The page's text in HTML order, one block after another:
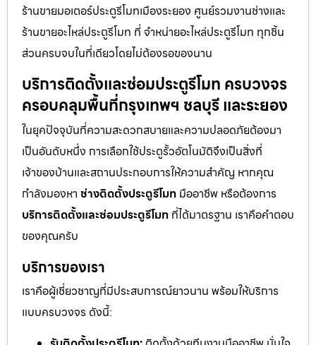
ร้านขายมอเตอร์ประตูรีโมทเมืองระยอง ศูนย์รวมงานช่างและ
ร้านขายอะไหล่ประตูรีโมท ที่ จำหน่ายอะไหล่ประตูรีโมท ทุกชิ้น
ส่วนครบจบในที่เดียวโดยไม่ต้องรอของนาน
บริการติดตั้งและซ่อมประตูรีโมท ครบวงจร
ครอบคลุมพื้นที่กรุงเทพฯ ชลบุรี และระยอง
ในยุคปัจจุบันที่ความสะดวกสบายและความปลอดภัยต้องมา
เป็นอันดับหนึ่ง การเลือกใช้ประตูรั้วอัตโนมัติจึงเป็นสิ่งที่
เจ้าของบ้านและสถานประกอบการให้ความสำคัญ หากคุณ
กำลังมองหา ช่างติดตั้งประตูรีโมท มืออาชีพ หรือต้องการ
บริการติดตั้งและซ่อมประตูรีโมท ที่ได้มาตรฐาน เราคือคำตอบ
ของคุณครับ
บริการของเรา
เราคือผู้เชี่ยวชาญที่มีประสบการณ์ยาวนาน พร้อมให้บริการ
แบบครบวงจร ดังนี้: